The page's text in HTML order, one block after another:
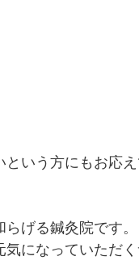
いう方にもお応
げる鍼灸院です。
になっていただ